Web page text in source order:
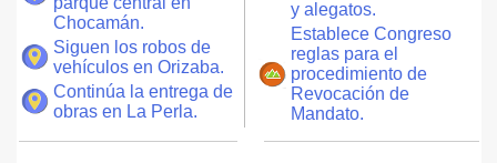
Chocamán.
Siguen los robos de
vehículos en Orizaba.
Continúa la entrega de
obras en La Perla.
y alegatos.
Establece Congreso
reglas para el
procedimiento de
Revocación de
Mandato.